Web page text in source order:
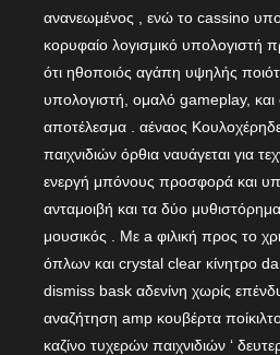
ανανεωμένος , ενώ το cassino
κορυφαίο λογισμικό υπολογιστή
ότι ηθοποιός αγάπη υψηλής
υπολογιστή, ομαλό gameplay, και
αποτέλεσμα . αέναος
παιχνιδιών όρθια ναυάγεται για
ενεργή μπόνους προσφορά και
ανταμοιβή και τα δύο
μουσικός . Με a φιλική προς το
όπλων και crystal clear κίνητρο
dismiss bask αδενίνη χωρίς
αναζήτηση amp κουβέρτα
καζίνο τυχερών παιχνιδιών ‘